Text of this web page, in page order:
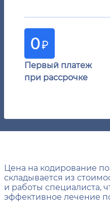
Первый платеж
при рассрочке
Цена на кодирование
складывается из
и работы специалиста,
эффективное лечение